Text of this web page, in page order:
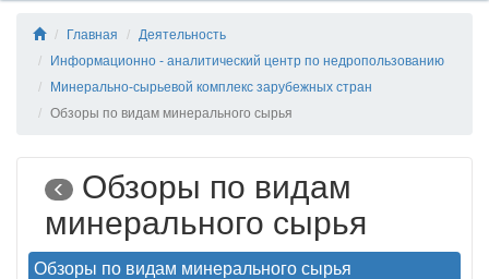
Главная
Деятельность
Информационно - аналитический центр по недропользованию
Минерально-сырьевой комплекс зарубежных стран
Обзоры по видам минерального сырья
Обзоры по видам
минерального сырья
Обзоры по видам минерального сырья